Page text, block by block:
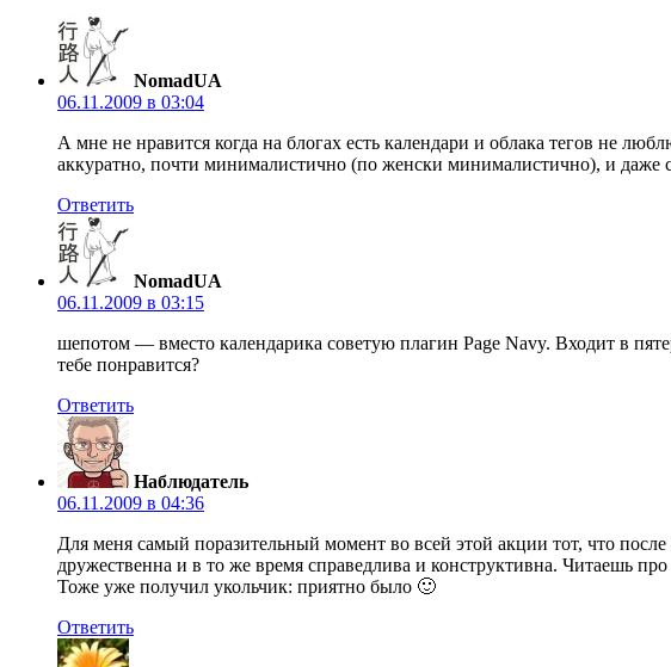
NomadUA
06.11.2009 в 03:04
А мне не нравится когда на блогах есть календари и облака тегов не
аккуратно, почти минималистично (по женски минималистично), и
Ответить
NomadUA
06.11.2009 в 03:15
шепотом — вместо календарика советую плагин Page Navy. Входит в
тебе понравится?
Ответить
Наблюдатель
06.11.2009 в 04:36
Для меня самый поразительный момент во всей этой акции тот, что
дружественна и в то же время справедлива и конструктивна. Читаешь
Тоже уже получил укольчик: приятно было 🙂
Ответить